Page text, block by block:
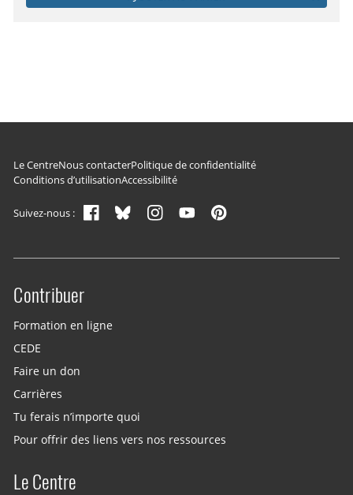
Navigation du pied de page
Le CentreNous contacterPolitique de confidentialité
Conditions d’utilisationAccessibilité
Suivez-nous :
Site menu
Contribuer
Formation en ligne
CEDE
Faire un don
Carrières
Tu ferais n’importe quoi
Pour offrir des liens vers nos ressources
Le Centre